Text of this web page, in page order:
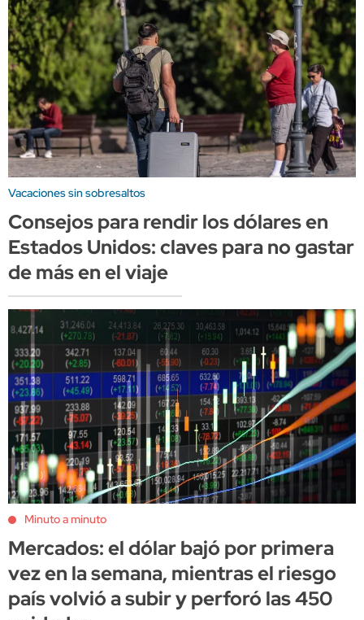
Vacaciones sin sobresaltos
Consejos para rendir los dólares en
Estados Unidos: claves para no gastar
de más en el viaje
Minuto a minuto
Mercados: el dólar bajó por primera
vez en la semana, mientras el riesgo
país volvió a subir y perforó las 450